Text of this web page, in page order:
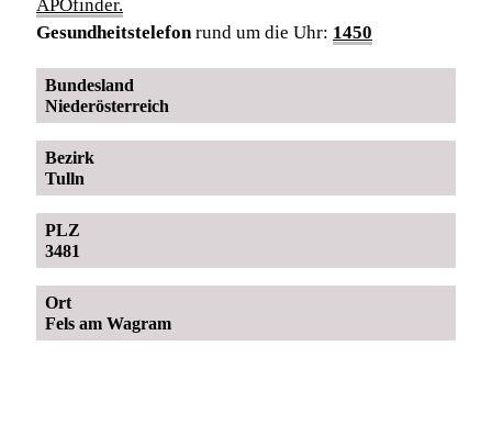
APOfinder.
Gesundheitstelefon rund um die Uhr: 1450
Bundesland
Niederösterreich
Bezirk
Tulln
PLZ
3481
Ort
Fels am Wagram